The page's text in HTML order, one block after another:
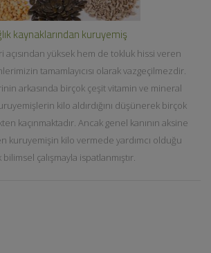
kaynaklarından kuruyemiş
açısından yüksek hem de tokluk hissi veren
tamamlayıcısı olarak vazgeçilmezdir.
arkasında birçok çeşit vitamin ve mineral
kilo aldırdığını düşünerek birçok
kaçınmaktadır. Ancak genel kanının aksine
kuruyemişin kilo vermede yardımcı olduğu
çalışmayla ispatlanmıştır.